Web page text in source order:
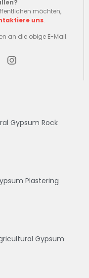
möchten,
uns.
an die obige E-Mail.
Gypsum Rock
Plastering
Gypsum